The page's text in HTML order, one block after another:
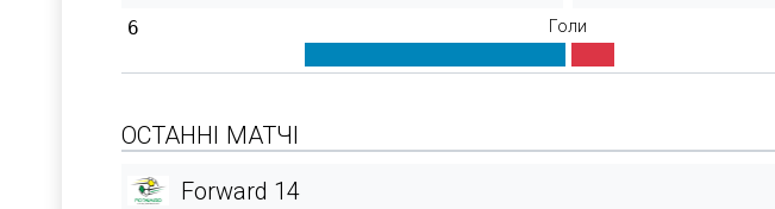
6 Голи
ОСТАННІ МАТЧІ
Forward 14